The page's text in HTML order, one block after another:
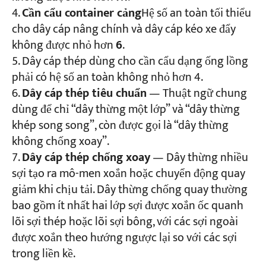
Cần cẩu container cảngHệ số an toàn tối thiểu
cho dây cáp nâng chính và dây cáp kéo xe đẩy
không được nhỏ hơn6.
Dây cáp thép dùng cho cần cẩu dạng ống lồng
phải có hệ số an toàn không nhỏ hơn 4.
Dây cáp thép tiêu chuẩn— Thuật ngữ chung
dùng để chỉ “dây thừng một lớp” và “dây thừng
khép song song”, còn được gọi là “dây thừng
không chống xoay”.
Dây cáp thép chống xoay— Dây thừng nhiều
sợi tạo ra mô-men xoắn hoặc chuyển động quay
giảm khi chịu tải. Dây thừng chống quay thường
bao gồm ít nhất hai lớp sợi được xoắn ốc quanh
lõi sợi thép hoặc lõi sợi bông, với các sợi ngoài
được xoắn theo hướng ngược lại so với các sợi
trong liền kề.